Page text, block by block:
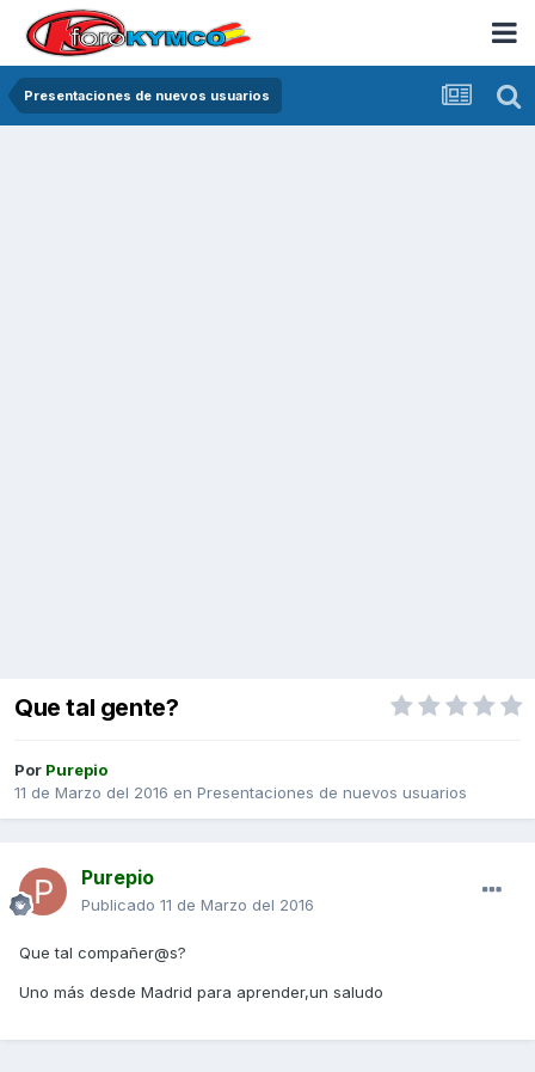
Presentaciones de nuevos usuarios
Que tal gente?
Por Purepio
11 de Marzo del 2016 en Presentaciones de nuevos usuarios
Purepio
Publicado 11 de Marzo del 2016
Que tal compañer@s?
Uno más desde Madrid para aprender,un saludo